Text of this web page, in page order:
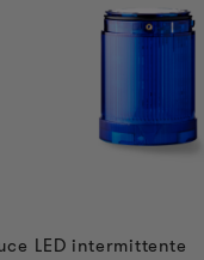
LED intermittente